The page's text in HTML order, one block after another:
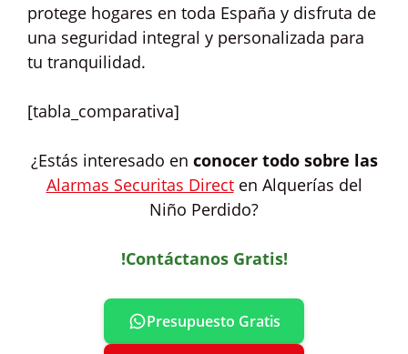
protege hogares en toda España y disfruta de
una seguridad integral y personalizada para
tu tranquilidad.
[tabla_comparativa]
¿Estás interesado en conocer todo sobre las
Alarmas Securitas Directen Alquerías del
Niño Perdido?
!Contáctanos Gratis!
Presupuesto Gratis